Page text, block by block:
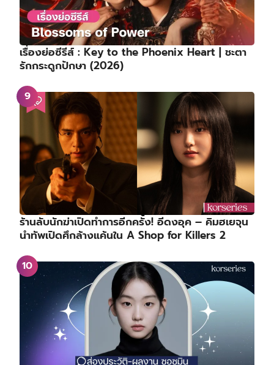
เรื่องย่อซีรีส์ : Key to the Phoenix Heart | ชะตา
รักกระดูกปักษา (2026)
ร้านลับนักฆ่าเปิดทำการอีกครั้ง! อีดงอุค – คิมฮเยจุน
นำทัพเปิดศึกล้างแค้นใน A Shop for Killers 2